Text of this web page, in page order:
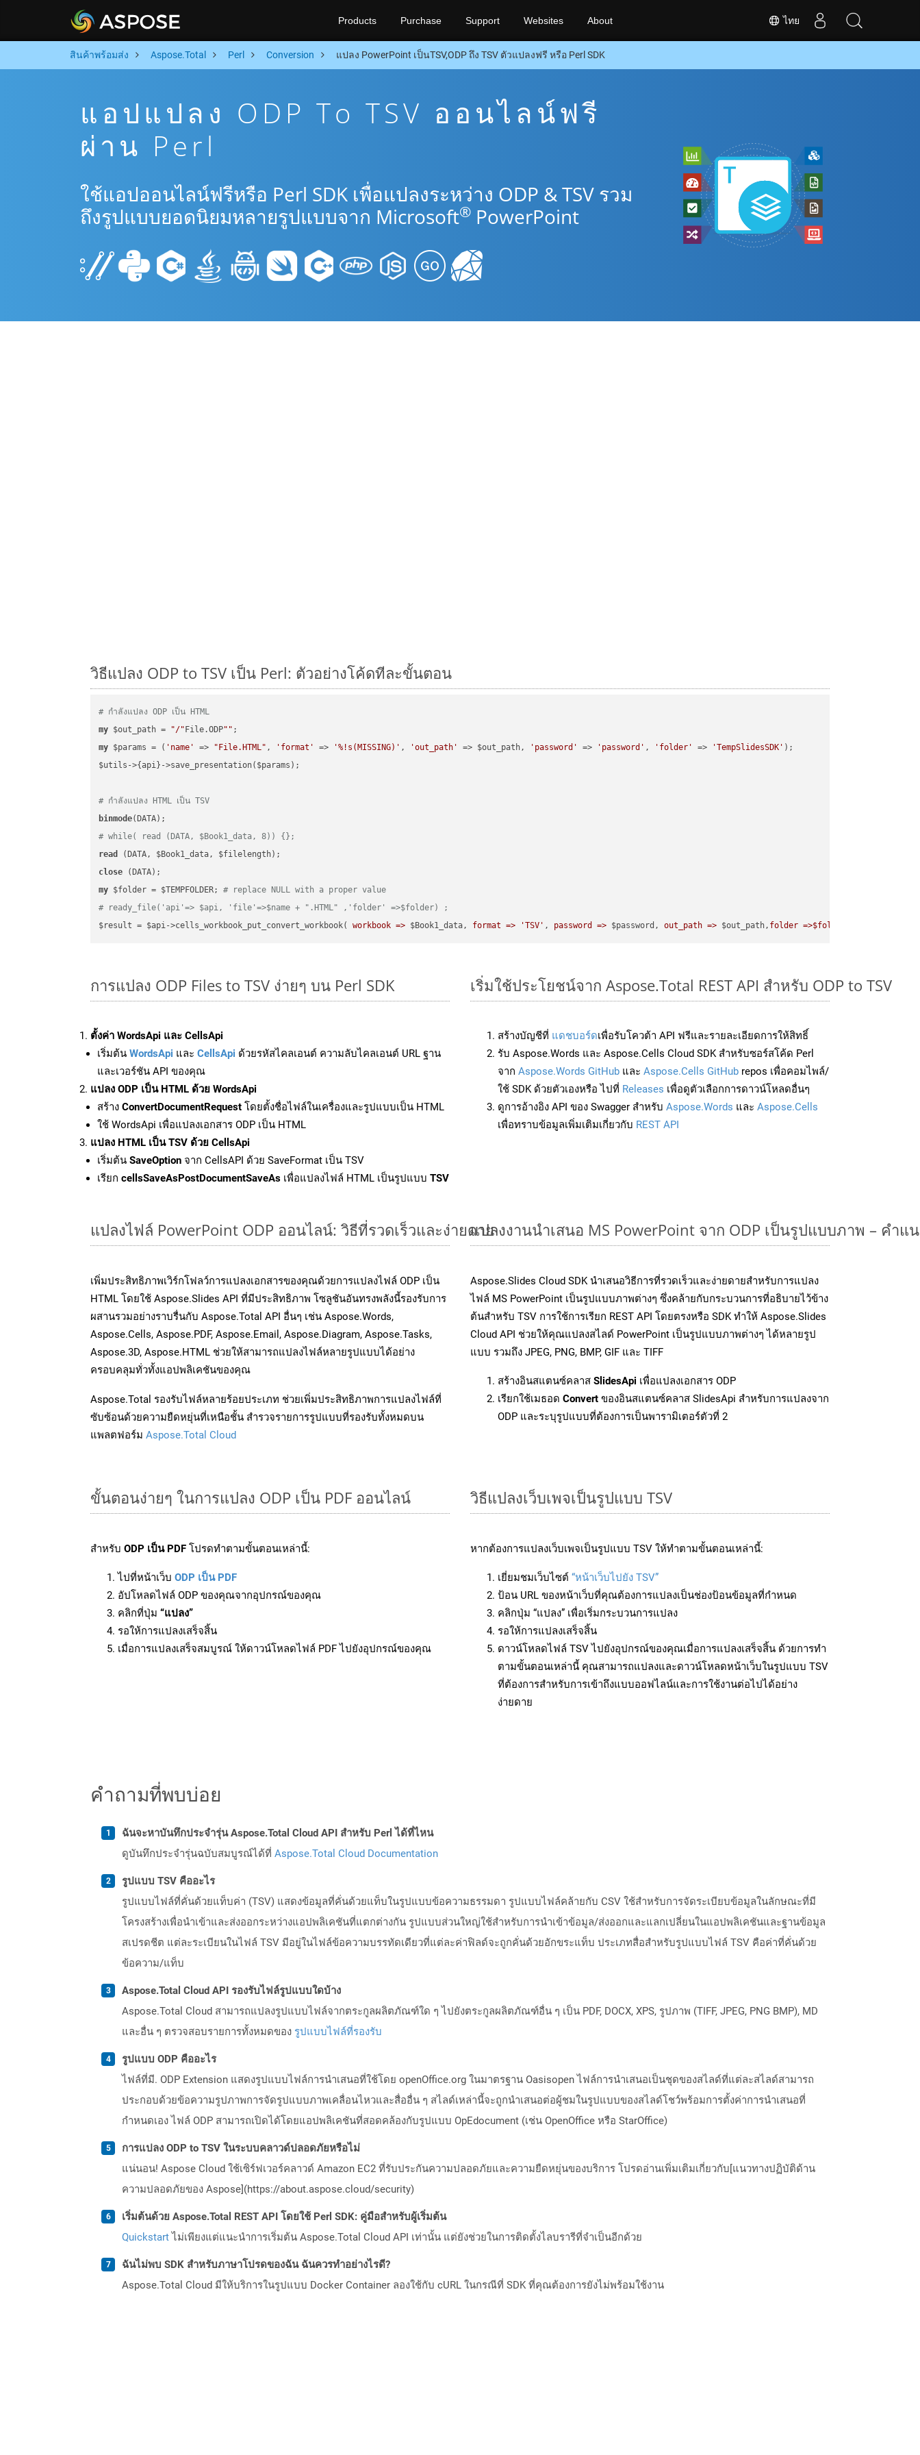
ไทย
Products Purchase Support Websites About
สินค้าพร้อมส่ง Aspose.Total Perl Conversion แปลง PowerPoint เป็นTSV,ODP ถึง TSV ตัวแปลงฟรี หรือ Perl SDK
แอปแปลง ODP To TSV ออนไลน์ฟรี
ผ่าน Perl
ใช้แอปออนไลน์ฟรีหรือ Perl SDK เพื่อแปลงระหว่าง ODP & TSV รวม
ถึงรูปแบบยอดนิยมหลายรูปแบบจาก Microsoft® PowerPoint
วิธีแปลง ODP to TSV เป็น Perl: ตัวอย่างโค้ดทีละขั้นตอน
# กำลังแปลง ODP เป็น HTML
my $out_path = "/" File.ODP""
my $params = ( 'name' => "File.HTML" , 'format' => '%!s(MISSING)' , 'out_path' => $out_path, 'password' => 'password' , 'folder' => 'TempSlidesSDK' );
$utils->{api}->save_presentation($params);
# กำลังแปลง HTML เป็น TSV
binmode
# while( read (DATA, $Book1_data, 8)) {};
read
close
my $folder = $TEMPFOLDER; # replace NULL with a proper value
# ready_file('api'=> $api, 'file'=>$name + ".HTML" ,'folder' =>$folder) ;
$result = $api->cells_workbook_put_convert_workbook( workbook => $Book1_data, format => 'TSV' , password => $password, out_path => $out_path, folder =>$folder
การแปลง ODP Files to TSV ง่ายๆ บน Perl SDK
ตั้งค่า WordsApi และ CellsApi
เริ่มต้น WordsApi และ CellsApi ด้วยรหัสไคลเอนต์ ความลับไคลเอนต์ URL ฐาน
และเวอร์ชัน API ของคุณ
แปลง ODP เป็น HTML ด้วย WordsApi
สร้าง ConvertDocumentRequest โดยตั้งชื่อไฟล์ในเครื่องและรูปแบบเป็น HTML
ใช้ WordsApi เพื่อแปลงเอกสาร ODP เป็น HTML
แปลง HTML เป็น TSV ด้วย CellsApi
เริ่มต้น SaveOption จาก CellsAPI ด้วย SaveFormat เป็น TSV
เรียก cellsSaveAsPostDocumentSaveAs เพื่อแปลงไฟล์ HTML เป็นรูปแบบ TSV
เริ่มใช้ประโยชน์จาก Aspose.Total REST API สำหรับ ODP to TSV
สร้างบัญชีที่ แดชบอร์ดเพื่อรับโควต้า API ฟรีและรายละเอียดการให้สิทธิ์
รับ Aspose.Words และ Aspose.Cells Cloud SDK สำหรับซอร์สโค้ด Perl
จาก Aspose.Words GitHub และ Aspose.Cells GitHub repos เพื่อคอมไพล์/
ใช้ SDK ด้วยตัวเองหรือ ไปที่ Releases เพื่อดูตัวเลือกการดาวน์โหลดอื่นๆ
ดูการอ้างอิง API ของ Swagger สำหรับ Aspose.Words และ Aspose.Cells
เพื่อทราบข้อมูลเพิ่มเติมเกี่ยวกับ REST API
แปลงไฟล์ PowerPoint ODP ออนไลน์: วิธีที่รวดเร็วและง่ายดาย
เพิ่มประสิทธิภาพเวิร์กโฟลว์การแปลงเอกสารของคุณด้วยการแปลงไฟล์ ODP เป็น
HTML โดยใช้ Aspose.Slides API ที่มีประสิทธิภาพ โซลูชันอันทรงพลังนี้รองรับการ
ผสานรวมอย่างราบรื่นกับ Aspose.Total API อื่นๆ เช่น Aspose.Words,
Aspose.Cells, Aspose.PDF, Aspose.Email, Aspose.Diagram, Aspose.Tasks,
Aspose.3D, Aspose.HTML ช่วยให้สามารถแปลงไฟล์หลายรูปแบบได้อย่าง
ครอบคลุมทั่วทั้งแอปพลิเคชันของคุณ
Aspose.Total รองรับไฟล์หลายร้อยประเภท ช่วยเพิ่มประสิทธิภาพการแปลงไฟล์ที่
ซับซ้อนด้วยความยืดหยุ่นที่เหนือชั้น สำรวจรายการรูปแบบที่รองรับทั้งหมดบน
แพลตฟอร์ม Aspose.Total Cloud
แปลงงานนำเสนอ MS PowerPoint จาก ODP เป็นรูปแบบภาพ – คำ
Aspose.Slides Cloud SDK นำเสนอวิธีการที่รวดเร็วและง่ายดายสำหรับการแปลง
ไฟล์ MS PowerPoint เป็นรูปแบบภาพต่างๆ ซึ่งคล้ายกับกระบวนการที่อธิบายไว้ข้าง
ต้นสำหรับ TSV การใช้การเรียก REST API โดยตรงหรือ SDK ทำให้ Aspose.Slides
Cloud API ช่วยให้คุณแปลงสไลด์ PowerPoint เป็นรูปแบบภาพต่างๆ ได้หลายรูป
แบบ รวมถึง JPEG, PNG, BMP, GIF และ TIFF
สร้างอินสแตนซ์คลาส SlidesApi เพื่อแปลงเอกสาร ODP
เรียกใช้เมธอด Convert ของอินสแตนซ์คลาส SlidesApi สำหรับการแปลงจาก
ODP และระบุรูปแบบที่ต้องการเป็นพารามิเตอร์ตัวที่ 2
ขั้นตอนง่ายๆ ในการแปลง ODP เป็น PDF ออนไลน์
สำหรับ ODP เป็น PDF โปรดทำตามขั้นตอนเหล่านี้:
ไปที่หน้าเว็บ ODP เป็น PDF
อัปโหลดไฟล์ ODP ของคุณจากอุปกรณ์ของคุณ
คลิกที่ปุ่ม “แปลง”
รอให้การแปลงเสร็จสิ้น
เมื่อการแปลงเสร็จสมบูรณ์ ให้ดาวน์โหลดไฟล์ PDF ไปยังอุปกรณ์ของคุณ
วิธีแปลงเว็บเพจเป็นรูปแบบ TSV
หากต้องการแปลงเว็บเพจเป็นรูปแบบ TSV ให้ทำตามขั้นตอนเหล่านี้:
เยี่ยมชมเว็บไซต์ “หน้าเว็บไปยัง TSV”
ป้อน URL ของหน้าเว็บที่คุณต้องการแปลงเป็นช่องป้อนข้อมูลที่กำหนด
คลิกปุ่ม “แปลง” เพื่อเริ่มกระบวนการแปลง
รอให้การแปลงเสร็จสิ้น
ดาวน์โหลดไฟล์ TSV ไปยังอุปกรณ์ของคุณเมื่อการแปลงเสร็จสิ้น ด้วยการทำ
ตามขั้นตอนเหล่านี้ คุณสามารถแปลงและดาวน์โหลดหน้าเว็บในรูปแบบ TSV
ที่ต้องการสำหรับการเข้าถึงแบบออฟไลน์และการใช้งานต่อไปได้อย่าง
ง่ายดาย
คำถามที่พบบ่อย
ฉันจะหาบันทึกประจำรุ่น Aspose.Total Cloud API สำหรับ Perl ได้ที่ไหน
ดูบันทึกประจำรุ่นฉบับสมบูรณ์ได้ที่ Aspose.Total Cloud Documentation
รูปแบบ TSV คืออะไร
รูปแบบไฟล์ที่คั่นด้วยแท็บค่า (TSV) แสดงข้อมูลที่คั่นด้วยแท็บในรูปแบบข้อความธรรมดา รูปแบบไฟล์คล้ายกับ CSV ใช้สำหรับการจัดระเบียบข้อมูลในลักษณะที่มี
โครงสร้างเพื่อนำเข้าและส่งออกระหว่างแอปพลิเคชันที่แตกต่างกัน รูปแบบส่วนใหญ่ใช้สำหรับการนำเข้าข้อมูล/ส่งออกและแลกเปลี่ยนในแอปพลิเคชันและฐานข้อมูล
สเปรดชีต แต่ละระเบียนในไฟล์ TSV มีอยู่ในไฟล์ข้อความบรรทัดเดียวที่แต่ละค่าฟิลด์จะถูกคั่นด้วยอักขระแท็บ ประเภทสื่อสำหรับรูปแบบไฟล์ TSV คือค่าที่คั่นด้วย
ข้อความ/แท็บ
Aspose.Total Cloud API รองรับไฟล์รูปแบบใดบ้าง
Aspose.Total Cloud สามารถแปลงรูปแบบไฟล์จากตระกูลผลิตภัณฑ์ใด ๆ ไปยังตระกูลผลิตภัณฑ์อื่น ๆ เป็น PDF, DOCX, XPS, รูปภาพ (TIFF, JPEG, PNG BMP), MD
และอื่น ๆ ตรวจสอบรายการทั้งหมดของ รูปแบบไฟล์ที่รองรับ
รูปแบบ ODP คืออะไร
ไฟล์ที่มี. ODP Extension แสดงรูปแบบไฟล์การนำเสนอที่ใช้โดย openOffice.org ในมาตรฐาน Oasisopen ไฟล์การนำเสนอเป็นชุดของสไลด์ที่แต่ละสไลด์สามารถ
ประกอบด้วยข้อความรูปภาพการจัดรูปแบบภาพเคลื่อนไหวและสื่ออื่น ๆ สไลด์เหล่านี้จะถูกนำเสนอต่อผู้ชมในรูปแบบของสไลด์โชว์พร้อมการตั้งค่าการนำเสนอที่
กำหนดเอง ไฟล์ ODP สามารถเปิดได้โดยแอปพลิเคชันที่สอดคล้องกับรูปแบบ OpEdocument (เช่น OpenOffice หรือ StarOffice)
การแปลง ODP to TSV ในระบบคลาวด์ปลอดภัยหรือไม่
แน่นอน! Aspose Cloud ใช้เซิร์ฟเวอร์คลาวด์ Amazon EC2 ที่รับประกันความปลอดภัยและความยืดหยุ่นของบริการ โปรดอ่านเพิ่มเติมเกี่ยวกับ[แนวทางปฏิบัติด้าน
ความปลอดภัยของ Aspose](https://about.aspose.cloud/security)
เริ่มต้นด้วย Aspose.Total REST API โดยใช้ Perl SDK: คู่มือสำหรับผู้เริ่มต้น
Quickstartไม่เพียงแต่แนะนำการเริ่มต้น Aspose.Total Cloud API เท่านั้น แต่ยังช่วยในการติดตั้งไลบรารีที่จำเป็นอีกด้วย
ฉันไม่พบ SDK สำหรับภาษาโปรดของฉัน ฉันควรทำอย่างไรดี?
Aspose.Total Cloud มีให้บริการในรูปแบบ Docker Container ลองใช้กับ cURL ในกรณีที่ SDK ที่คุณต้องการยังไม่พร้อมใช้งาน